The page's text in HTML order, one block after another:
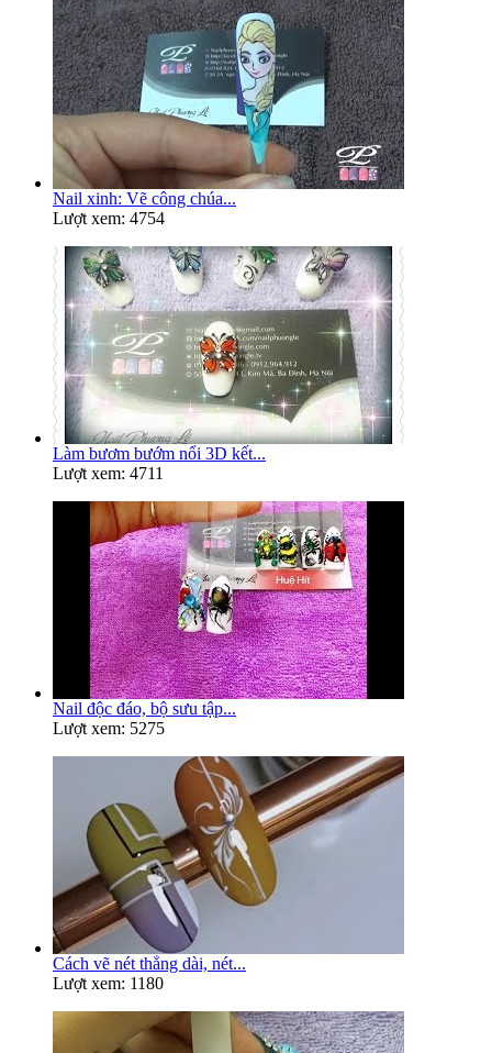
Nail xinh: Vẽ công chúa...
Lượt xem: 4754
Làm bươm bướm nổi 3D kết...
Lượt xem: 4711
Nail độc đáo, bộ sưu tập...
Lượt xem: 5275
Cách vẽ nét thẳng dài, nét...
Lượt xem: 1180